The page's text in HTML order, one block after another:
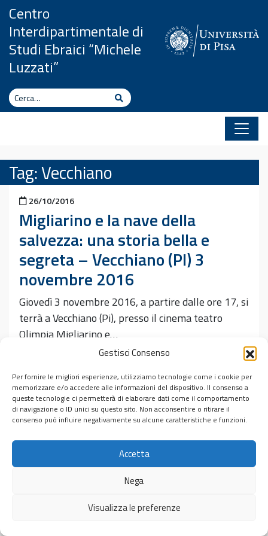
Gestisci Consenso
Per fornire le migliori esperienze, utilizziamo tecnologie come i cookie per
memorizzare e/o accedere alle informazioni del dispositivo. Il consenso a
queste tecnologie ci permetterà di elaborare dati come il comportamento
di navigazione o ID unici su questo sito. Non acconsentire o ritirare il
consenso può influire negativamente su alcune caratteristiche e funzioni.
Accetta
Nega
Visualizza le preferenze
Vai al contenuto
Centro
Interdipartimentale di
Studi Ebraici “Michele
Luzzati”
Cerca Cerca
Tag:Vecchiano
Pubblicato il
26/10/2016
Migliarino e la nave della
salvezza: una storia bella e
segreta – Vecchiano (PI) 3
novembre 2016
Giovedì 3 novembre 2016, a partire dalle ore 17, si
terrà a Vecchiano (Pi), presso il cinema teatro
Olimpia Migliarino e…
Pubblicato inEventi,Incontri
TagAda Sereni, aliyah-bet,Franceschini,Marzano,Pavoncello,
Piero Nissim ,Vecchiano